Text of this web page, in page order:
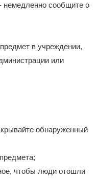
немедленно сообщите о
в учреждении,
или
обнаруженный
чтобы люди отошли